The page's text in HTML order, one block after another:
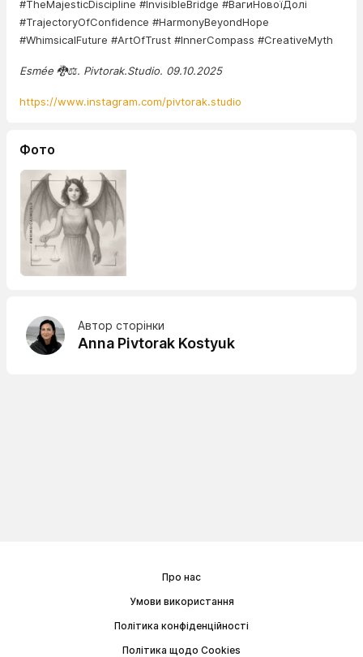
#TheMajesticDiscipline #InvisibleBridge #ВагиНовоїДолі
#TrajectoryOfConfidence #HarmonyBeyondHope
#WhimsicalFuture #ArtOfTrust #InnerCompass #CreativeMyth
Esmée 🐉⚖️. Pivtorak.Studio. 09.10.2025
https://www.instagram.com/pivtorak.studio
Фото
Автор сторінки
Anna Pivtorak Kostyuk
Про нас
Умови використання
Політика конфіденційності
Політика щодо Cookies